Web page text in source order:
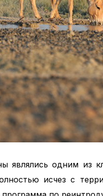
являлись одним из
исчез с